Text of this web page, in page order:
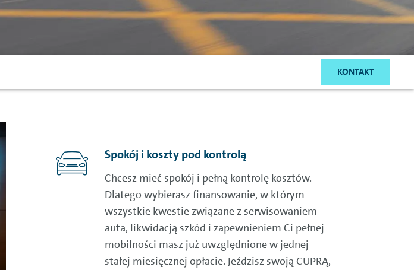
KONTAKT
Spokój i koszty pod kontrolą
Chcesz mieć spokój i pełną kontrolę kosztów.
Dlatego wybierasz finansowanie, w którym
wszystkie kwestie związane z serwisowaniem
auta, likwidacją szkód i zapewnieniem Ci pełnej
mobilności masz już uwzględnione w jednej
stałej miesięcznej opłacie. Jeździsz swoją CUPRĄ,